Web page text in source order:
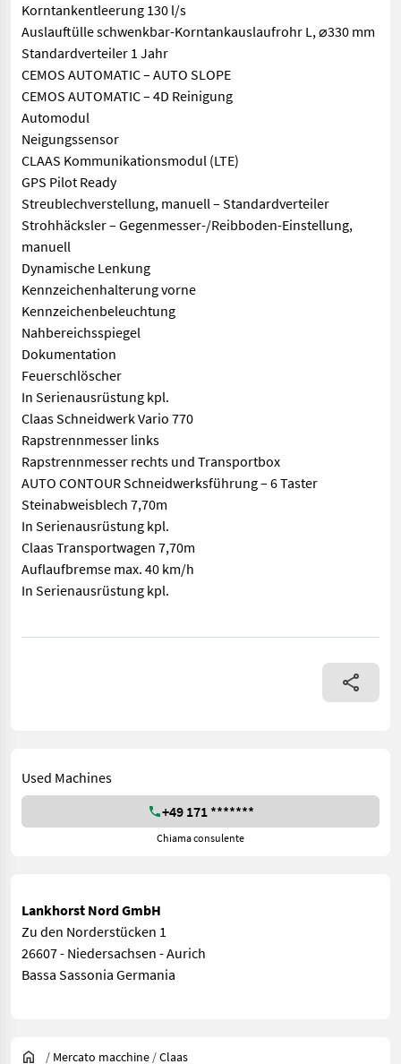
Korntankentleerung 130 l/s
Auslauftülle schwenkbar-Korntankauslaufrohr L, ⌀330 mm
Standardverteiler 1 Jahr
CEMOS AUTOMATIC – AUTO SLOPE
CEMOS AUTOMATIC – 4D Reinigung
Automodul
Neigungssensor
CLAAS Kommunikationsmodul (LTE)
GPS Pilot Ready
Streublechverstellung, manuell – Standardverteiler
Strohhäcksler – Gegenmesser-/Reibboden-Einstellung,
manuell
Dynamische Lenkung
Kennzeichenhalterung vorne
Kennzeichenbeleuchtung
Nahbereichsspiegel
Dokumentation
Feuerschlöscher
In Serienausrüstung kpl.
Claas Schneidwerk Vario 770
Rapstrennmesser links
Rapstrennmesser rechts und Transportbox
AUTO CONTOUR Schneidwerksführung – 6 Taster
Steinabweisblech 7,70m
In Serienausrüstung kpl.
Claas Transportwagen 7,70m
Auflaufbremse max. 40 km/h
In Serienausrüstung kpl.
Verkauf erfolgt im Kundenauftrag Bei Interesse bitte melden
Used Machines
+49 171 *******
Chiama consulente
Lankhorst Nord GmbH
Zu den Norderstücken 1
26607 - Niedersachsen - Aurich
Bassa Sassonia Germania
/ Mercato macchine /Claas